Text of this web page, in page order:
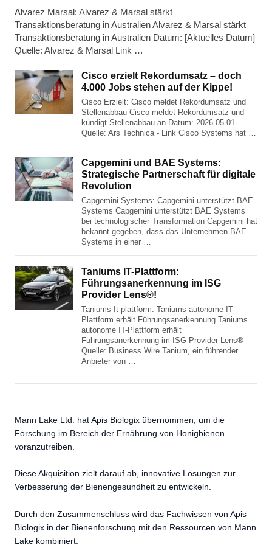
Alvarez Marsal: Alvarez & Marsal stärkt
Transaktionsberatung in Australien Alvarez & Marsal stärkt
Transaktionsberatung in Australien Datum: [Aktuelles Datum]
Quelle: Alvarez & Marsal Link …
Cisco erzielt Rekordumsatz – doch
4.000 Jobs stehen auf der Kippe!
Cisco Erzielt: Cisco meldet Rekordumsatz und
Stellenabbau Cisco meldet Rekordumsatz und
kündigt Stellenabbau an Datum: 2026-05-01
Quelle: Ars Technica - Link Cisco Systems hat …
Capgemini und BAE Systems:
Strategische Partnerschaft für digitale
Revolution
Capgemini Systems: Capgemini unterstützt BAE
Systems Capgemini unterstützt BAE Systems
bei technologischer Transformation Capgemini hat
bekannt gegeben, dass das Unternehmen BAE
Systems in einer …
Taniums IT-Plattform:
Führungsanerkennung im ISG
Provider Lens®!
Taniums It-plattform: Taniums autonome IT-
Plattform erhält Führungsanerkennung Taniums
autonome IT-Plattform erhält
Führungsanerkennung im ISG Provider Lens®
Quelle: Business Wire Tanium, ein führender
Anbieter von …
Mann Lake Ltd. hat Apis Biologix übernommen, um die
Forschung im Bereich der Ernährung von Honigbienen
voranzutreiben.
Diese Akquisition zielt darauf ab, innovative Lösungen zur
Verbesserung der Bienengesundheit zu entwickeln.
Durch den Zusammenschluss wird das Fachwissen von Apis
Biologix in der Bienenforschung mit den Ressourcen von Mann
Lake kombiniert.